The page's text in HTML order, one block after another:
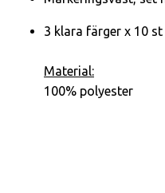
3 klara färger x 10 st
Material:
100% polyester